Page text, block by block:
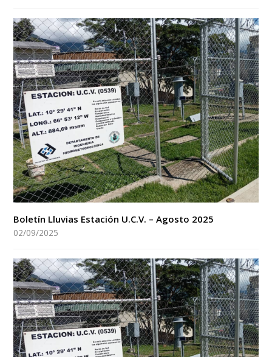
Boletín Lluvias Estación U.C.V. – Agosto 2025
02/09/2025